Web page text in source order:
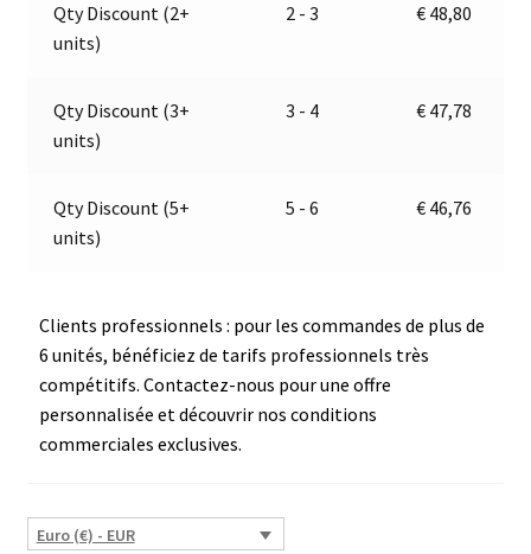
24V
E13-
34808
Qty Discount (2+
units)
2 - 3 € 48,80
Qty Discount (3+
units)
3 - 4 € 47,78
Qty Discount (5+
units)
5 - 6 € 46,76
Clients professionnels : pour les commandes de plus de
6 unités, bénéficiez de tarifs professionnels très
compétitifs. Contactez-nous pour une offre
personnalisée et découvrir nos conditions
commerciales exclusives.
Euro (€) - EUR